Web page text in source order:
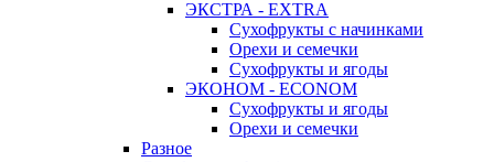
ЭКСТРА - EXTRA
Сухофрукты с начинками
Орехи и семечки
Сухофрукты и ягоды
ЭКОНОМ - ECONOM
Сухофрукты и ягоды
Орехи и семечки
Разное